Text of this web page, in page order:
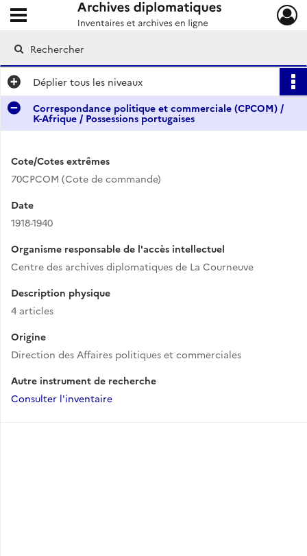
Archives diplomatiques
Ouvrir le menu déroulant
Déplier tous les niveaux
Correspondance politique et commerciale (CPCOM) /
K-Afrique / Possessions portugaises
Cote/Cotes extrêmes
70CPCOM (Cote de commande)
Date
1918-1940
Organisme responsable de l'accès intellectuel
Centre des archives diplomatiques de La Courneuve
Description physique
4 articles
Origine
Direction des Affaires politiques et commerciales
Autre instrument de recherche
Consulter l'inventaire